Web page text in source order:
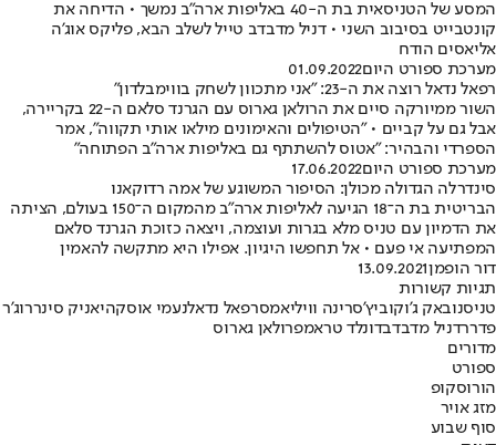
המסע של הטניסאית בת ה-40 באליפות ארה"ב נמשך • הדיחה את
קונטבייט בסיבוב השני • דניל מדבדב טייל לשלב הבא, פליקס אוג'ה
אליאסים הודח
מערכת ספורט היום01.09.2022
רפאל נדאל רוצה את ה-23: "אני מתכוון לשחק בווימבלדון"
השור ממיורקה סיים את הרולאן גארוס עם הגרנד סלאם ה-22 בקריירה,
אבל גם על קביים • "הטיפולים והאימונים מילאו אותי תקווה", אמר
הספרדי והבהיר: "אטוס להשתתף גם באליפות ארה"ב הפתוחה"
מערכת ספורט היום17.06.2022
סינדרלה הגדולה מכולן: הסיפור המשוגע של אמה רדוקאנו
הבריטית בת ה־18 הגיעה לאליפות ארה"ב מהמקום ה־150 בעולם, הציתה
את הדמיון עם טניס מלא בגרות ועוצמה, ויצאה כזוכת הגרנד סלאם
המפתיעה אי פעם • אל תחפשו היגיון. אפילו היא מתקשה להאמין
דור הופמן13.09.2021
תגיות קשורות
טניסנובאק ג'וקוביץ'סרינה וויליאמסרפאל נדאלנעמי אוסקהיאניק סינררוג'ר
פדררדניל מדבדבדונלד טראמפרולאן גארוס
מדורים
ספורט
הורוסקופ
מזג אויר
סוף שבוע